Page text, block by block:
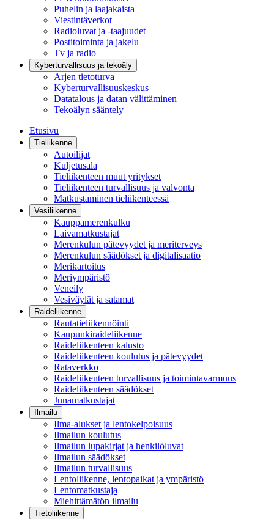
Puhelin ja laajakaista
Viestintäverkot
Radioluvat ja -taajuudet
Postitoiminta ja jakelu
Tv ja radio
Kyberturvallisuus ja tekoäly
Arjen tietoturva
Kyberturvallisuuskeskus
Datatalous ja datan välittäminen
Tekoälyn sääntely
Etusivu
Tieliikenne
Autoilijat
Kuljetusala
Tieliikenteen muut yritykset
Tieliikenteen turvallisuus ja valvonta
Matkustaminen tieliikenteessä
Vesiliikenne
Kauppamerenkulku
Laivamatkustajat
Merenkulun pätevyydet ja meriterveys
Merenkulun säädökset ja digitalisaatio
Merikartoitus
Meriympäristö
Veneily
Vesiväylät ja satamat
Raideliikenne
Rautatieliikennöinti
Kaupunkiraideliikenne
Raideliikenteen kalusto
Raideliikenteen koulutus ja pätevyydet
Rataverkko
Raideliikenteen turvallisuus ja toimintavarmuus
Raideliikenteen säädökset
Junamatkustajat
Ilmailu
Ilma-alukset ja lentokelpoisuus
Ilmailun koulutus
Ilmailun lupakirjat ja henkilöluvat
Ilmailun säädökset
Ilmailun turvallisuus
Lentoliikenne, lentopaikat ja ympäristö
Lentomatkustaja
Miehittämätön ilmailu
Tietoliikenne